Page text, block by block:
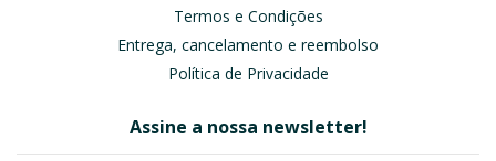
Termos e Condições
Entrega, cancelamento e reembolso
Política de Privacidade
Assine a nossa newsletter!